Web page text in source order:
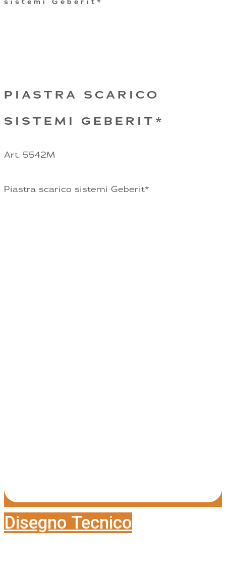
sistemi Geberit*
PIASTRA SCARICO
SISTEMI GEBERIT*
Art. 5542M
Piastra scarico sistemi Geberit*
Disegno Tecnico